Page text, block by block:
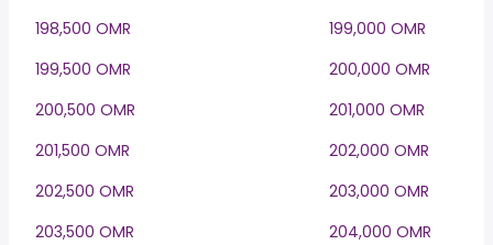
198,500 OMR
199,000 OMR
199,500 OMR
200,000 OMR
200,500 OMR
201,000 OMR
201,500 OMR
202,000 OMR
202,500 OMR
203,000 OMR
203,500 OMR
204,000 OMR